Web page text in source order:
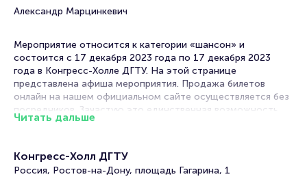
Александр Марцинкевич
Мероприятие относится к категории «шансон» и
состоится с 17 декабря 2023 года по 17 декабря 2023
года в Конгресс-Холле ДГТУ. На этой странице
представлена афиша мероприятия. Продажа билетов
онлайн на нашем официальном сайте осуществляется без
посредников. Зачастую это единственная возможность
достать билет на концерт.
выступления исполнителей шансона. Русский шансон
особенный. Он мелодичный, трогательный, с глубоким
Читать дальше
Конгресс-Холл ДГТУ
Россия, Ростов-на-Дону, площадь Гагарина, 1